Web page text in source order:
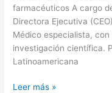
farmacéuticos A cargo
Directora Ejecutiva
Médico especialista,
investigación científica.
Latinoamericana
Leer más »